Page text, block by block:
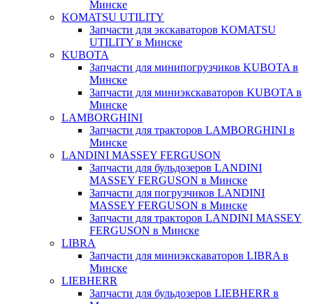
Минске
KOMATSU UTILITY
Запчасти для экскаваторов KOMATSU
UTILITY в Минске
KUBOTA
Запчасти для минипогрузчиков KUBOTA в
Минске
Запчасти для миниэкскаваторов KUBOTA в
Минске
LAMBORGHINI
Запчасти для тракторов LAMBORGHINI в
Минске
LANDINI MASSEY FERGUSON
Запчасти для бульдозеров LANDINI
MASSEY FERGUSON в Минске
Запчасти для погрузчиков LANDINI
MASSEY FERGUSON в Минске
Запчасти для тракторов LANDINI MASSEY
FERGUSON в Минске
LIBRA
Запчасти для миниэкскаваторов LIBRA в
Минске
LIEBHERR
Запчасти для бульдозеров LIEBHERR в